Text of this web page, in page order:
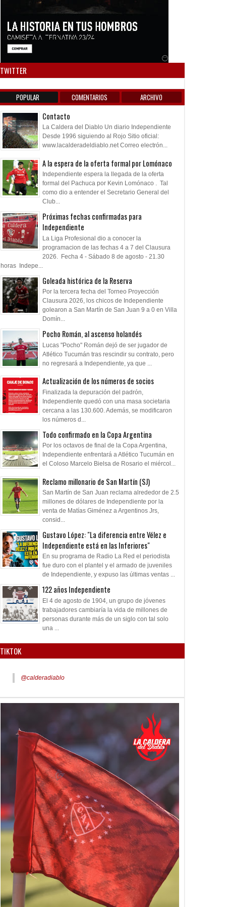
TWITTER
POPULAR COMENTARIOS ARCHIVO
Contacto
La Caldera del Diablo Un diario Independiente
Desde 1996 siguiendo al Rojo Sitio oficial:
www.lacalderadeldiablo.net Correo electrón...
A la espera de la oferta formal por Lomónaco
Independiente espera la llegada de la oferta
formal del Pachuca por Kevin Lomónaco . Tal
como dio a entender el Secretario General del
Club...
Próximas fechas confirmadas para
Independiente
La Liga Profesional dio a conocer la
programacion de las fechas 4 a 7 del Clausura
2026. Fecha 4 - Sábado 8 de agosto - 21.30
horas Indepe...
Goleada histórica de la Reserva
Por la tercera fecha del Torneo Proyección
Clausura 2026, los chicos de Independiente
golearon a San Martín de San Juan 9 a 0 en Villa
Domín...
Pocho Román, al ascenso holandés
Lucas "Pocho" Román dejó de ser jugador de
Atlético Tucumán tras rescindir su contrato, pero
no regresará a Independiente, ya que ...
Actualización de los números de socios
Finalizada la depuración del padrón,
Independiente quedó con una masa societaria
cercana a las 130.600. Además, se modificaron
los números d...
Todo confirmado en la Copa Argentina
Por los octavos de final de la Copa Argentina,
Independiente enfrentará a Atlético Tucumán en
el Coloso Marcelo Bielsa de Rosario el miércol...
Reclamo millonario de San Martín (SJ)
San Martín de San Juan reclama alrededor de 2.5
millones de dólares de Independiente por la
venta de Matías Giménez a Argentinos Jrs,
consid...
Gustavo López: "La diferencia entre Vélez e
Independiente está en las Inferiores"
En su programa de Radio La Red el periodista
fue duro con el plantel y el armado de juveniles
de Independiente, y expuso las últimas ventas ...
122 años Independiente
El 4 de agosto de 1904, un grupo de jóvenes
trabajadores cambiaría la vida de millones de
personas durante más de un siglo con tal solo
una ...
TIKTOK
@calderadiablo